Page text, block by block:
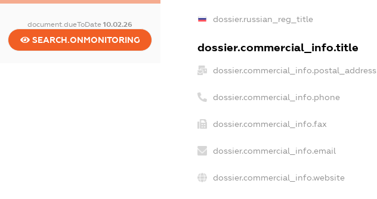
document.dueToDate10.02.26
SEARCH.ONMONITORING
dossier.russian_reg_title
dossier.commercial_info.title
dossier.commercial_info.postal_address
dossier.commercial_info.phone
dossier.commercial_info.fax
dossier.commercial_info.email
dossier.commercial_info.website